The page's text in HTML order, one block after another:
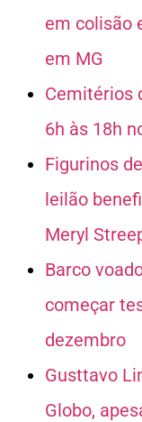
em colisão
em MG
Cemitérios
6h às 18h
Figurinos
leilão
Meryl
Barco
começar
dezembro
Gusttavo
Globo,